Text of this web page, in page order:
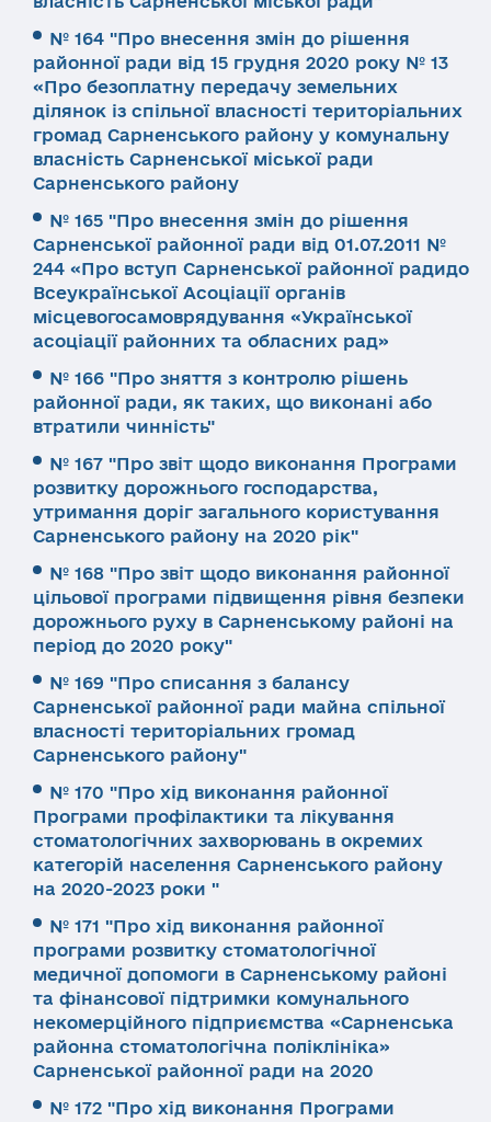
№ 164 "Про внесення змін до рішення
районної ради від 15 грудня 2020 року № 13
«Про безоплатну передачу земельних
ділянок із спільної власності територіальних
громад Сарненського району у комунальну
власність Сарненської міської ради
Сарненського району
№ 165 "Про внесення змін до рішення
Сарненської районної ради від 01.07.2011 №
244 «Про вступ Сарненської районної радидо
Всеукраїнської Асоціації органів
місцевогосамоврядування «Української
асоціації районних та обласних рад»
№ 166 "Про зняття з контролю рішень
районної ради, як таких, що виконані або
втратили чинність"
№ 167 "Про звіт щодо виконання Програми
розвитку дорожнього господарства,
утримання доріг загального користування
Сарненського району на 2020 рік"
№ 168 "Про звіт щодо виконання районної
цільової програми підвищення рівня безпеки
дорожнього руху в Сарненському районі на
період до 2020 року"
№ 169 "Про списання з балансу
Сарненської районної ради майна спільної
власності територіальних громад
Сарненського району"
№ 170 "Про хід виконання районної
Програми профілактики та лікування
стоматологічних захворювань в окремих
категорій населення Сарненського району
на 2020-2023 роки "
№ 171 "Про хід виконання районної
програми розвитку стоматологічної
медичної допомоги в Сарненському районі
та фінансової підтримки комунального
некомерційного підприємства «Сарненська
районна стоматологічна поліклініка»
Сарненської районної ради на 2020
№ 172 "Про хід виконання Програми